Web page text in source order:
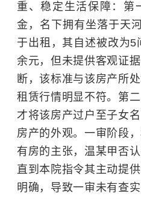
重、稳定生活保障：第
金，名下拥有坐落于天
于出租，其自述被改为
余元，但未提供客观证
断，该标准与该房产所
租赁行情明显不符。第
才将该房产过户至子女
房产的外观。一审阶段
有房的主张，温某甲否
直到本院指令其主动提
明确，导致一审未有查